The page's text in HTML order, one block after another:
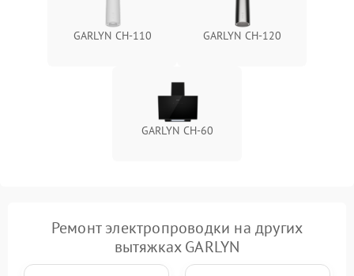
GARLYN CH-110 GARLYN CH-120
GARLYN CH-60
Ремонт электропроводки на других
вытяжках GARLYN